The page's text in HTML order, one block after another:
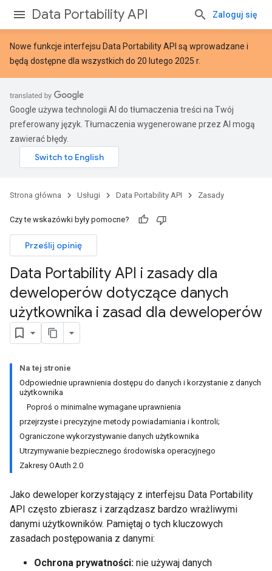
Data Portability API Zaloguj się
Nowe funkcje interfejsu Data Portability API są wprowadzane i
będą dostępne dla wszystkich do 20 lutego 2025 r.
Google używa technologii AI do tłumaczenia treści na Twój
preferowany język. Tłumaczenia wygenerowane przez AI mogą
zawierać błędy.
Strona główna Usługi Data Portability API Zasady
Czy te wskazówki były pomocne?
Prześlij opinię
Data Portability API i zasady dla
deweloperów dotyczące danych
użytkownika i zasad dla deweloperów
Na tej stronie
Odpowiednie uprawnienia dostępu do danych i korzystanie z danych
użytkownika
Poproś o minimalne wymagane uprawnienia
przejrzyste i precyzyjne metody powiadamiania i kontroli;
Ograniczone wykorzystywanie danych użytkownika
Utrzymywanie bezpiecznego środowiska operacyjnego
Zakresy OAuth 2.0
Jako deweloper korzystający z interfejsu Data Portability
API często zbierasz i zarządzasz bardzo wrażliwymi
danymi użytkowników. Pamiętaj o tych kluczowych
zasadach postępowania z danymi:
Ochrona prywatności: nie używaj danych